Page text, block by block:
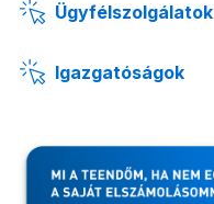
Ügyfélszolgálatok
Igazgatóságok